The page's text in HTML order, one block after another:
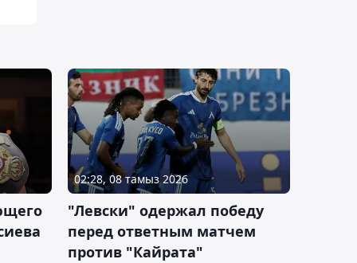
02:28, 08 тамыз 2026
"Левски" одержал победу
перед ответным матчем
против "Кайрата"